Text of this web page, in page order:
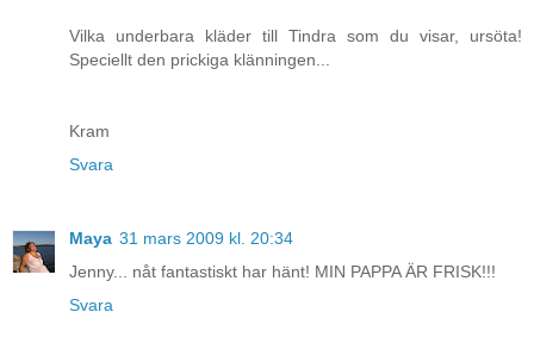
Vilka underbara kläder till Tindra som du visar, ursöta!
Speciellt den prickiga klänningen...
Kram
Svara
Maya 31 mars 2009 kl. 20:34
Jenny... nåt fantastiskt har hänt! MIN PAPPA ÄR FRISK!!!
Svara